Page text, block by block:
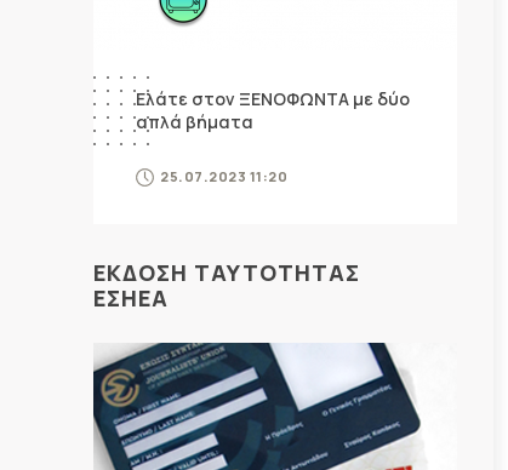
Ελάτε στον ΞΕΝΟΦΩΝΤΑ με δύο
απλά βήματα
25.07.2023 11:20
ΕΚΔΟΣΗ ΤΑΥΤΟΤΗΤΑΣ
ΕΣΗΕΑ